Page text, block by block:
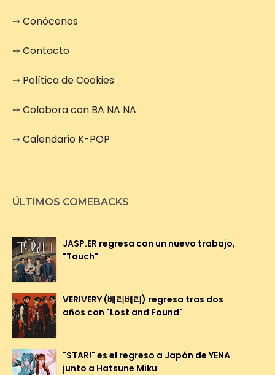
➙Conócenos
➙Contacto
➙ Política de Cookies
➙Colabora con BA NA NA
➙Calendario K-POP
ÚLTIMOS COMEBACKS
JASP.ER regresa con un nuevo trabajo,
"Touch"
VERIVERY (베리베리) regresa tras dos
años con "Lost and Found"
"STAR!" es el regreso a Japón de YENA
junto a Hatsune Miku